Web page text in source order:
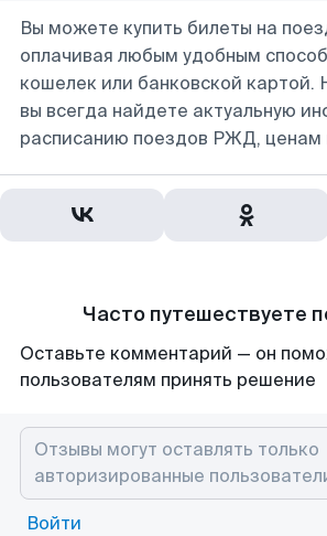
Вы можете купить билеты на
оплачивая любым удобным
кошелек или банковской картой.
вы всегда найдете актуальную
расписанию поездов РЖД, ценам
Часто путешествуете
Оставьте комментарий — он
пользователям принять решение
Войти